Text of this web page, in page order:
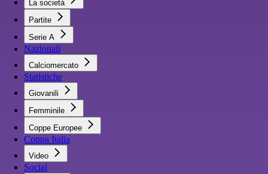
La società
Partite
Serie A
Nazionali
Calciomercato
Statistiche
Giovanili
Femminile
Coppe Europee
Coppa Italia
Video
Social